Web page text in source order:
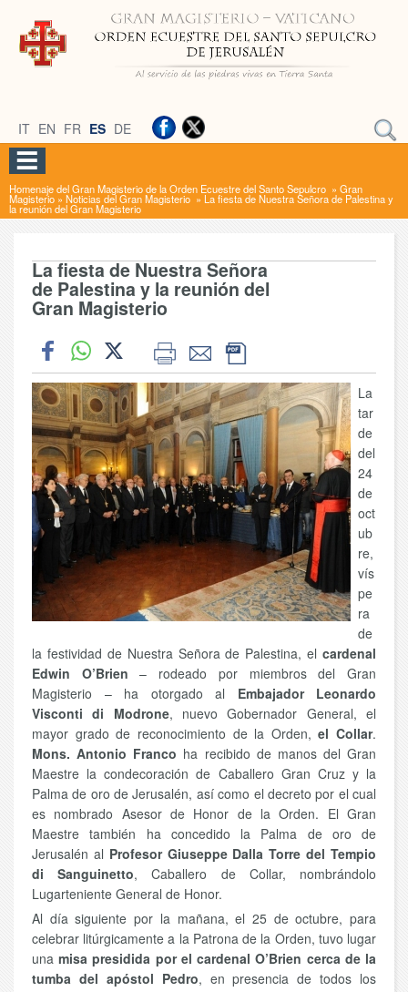
IT EN FR ES DE
Homenaje del Gran Magisterio de la Orden Ecuestre del Santo Sepulcro » Gran
Magisterio » Noticias del Gran Magisterio » La fiesta de Nuestra Señora de Palestina y
la reunión del Gran Magisterio
La fiesta de Nuestra Señora
de Palestina y la reunión del
Gran Magisterio
La
tar
de
del
24
de
oct
ub
re,
vís
pe
ra
de
la festividad de Nuestra Señora de Palestina, el cardenal
Edwin O’Brien – rodeado por miembros del Gran
Magisterio – ha otorgado al Embajador Leonardo
Visconti di Modrone, nuevo Gobernador General, el
mayor grado de reconocimiento de la Orden,el Collar.
Mons. Antonio Franco ha recibido de manos del Gran
Maestre la condecoración de Caballero Gran Cruz y la
Palma de oro de Jerusalén, así como el decreto por el cual
es nombrado Asesor de Honor de la Orden. El Gran
Maestre también ha concedido la Palma de oro de
Jerusalén al Profesor Giuseppe Dalla Torre del Tempio
di Sanguinetto, Caballero de Collar, nombrándolo
Lugarteniente General de Honor.
Al día siguiente por la mañana, el 25 de octubre, para
celebrar litúrgicamente a la Patrona de la Orden, tuvo lugar
una misa presidida por el cardenal O’Brien cerca de la
tumba del apóstol Pedro, en presencia de todos los